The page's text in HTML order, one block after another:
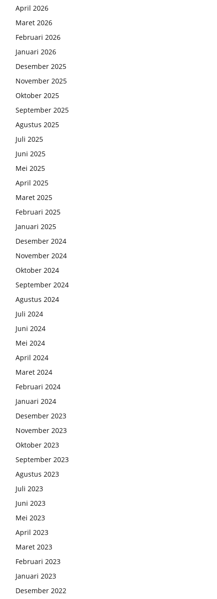
April 2026
Maret 2026
Februari 2026
Januari 2026
Desember 2025
November 2025
Oktober 2025
September 2025
Agustus 2025
Juli 2025
Juni 2025
Mei 2025
April 2025
Maret 2025
Februari 2025
Januari 2025
Desember 2024
November 2024
Oktober 2024
September 2024
Agustus 2024
Juli 2024
Juni 2024
Mei 2024
April 2024
Maret 2024
Februari 2024
Januari 2024
Desember 2023
November 2023
Oktober 2023
September 2023
Agustus 2023
Juli 2023
Juni 2023
Mei 2023
April 2023
Maret 2023
Februari 2023
Januari 2023
Desember 2022